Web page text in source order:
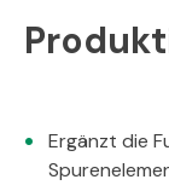
Ergänzt die